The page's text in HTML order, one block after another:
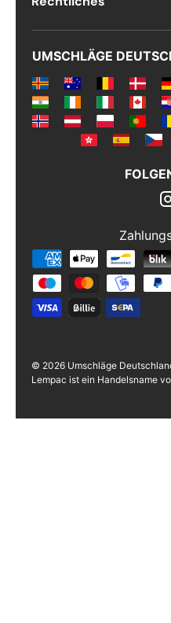
UMSCHLÄGE
© 2026 Umschläge
Lempac ist ein Handelsname